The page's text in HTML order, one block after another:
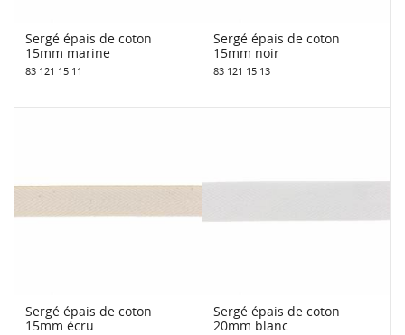
Sergé épais de coton
15mm marine
83 121 15 11
Sergé épais de coton
15mm noir
83 121 15 13
Sergé épais de coton
15mm écru
Sergé épais de coton
20mm blanc